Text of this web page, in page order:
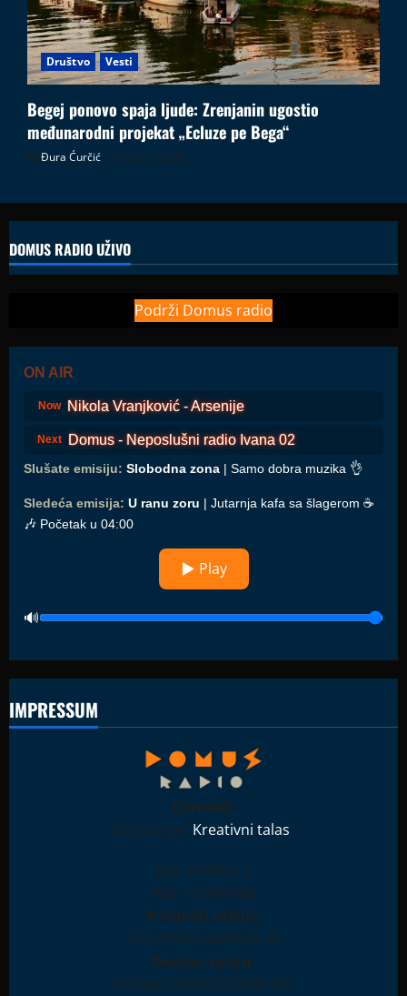
Društvo Vesti
Begej ponovo spaja ljude: Zrenjanin ugostio
međunarodni projekat „Ecluze pe Bega“
Đura Ćurčić 26.07.2026
DOMUS RADIO UŽIVO
Podrži Domus radio
ON AIR
Now Nikola Vranjković - Arsenije
Next Domus - Neposlušni radio Ivana 02
Slušate emisiju: Slobodna zona | Samo dobra muzika 👌
Sledeća emisija: U ranu zoru | Jutarnja kafa sa šlagerom ☕️
🎶 Početak u 04:00
▶ Play
IMPRESSUM
Osnivač:
Udruženje "Kreativni talas"
MB: 28396511
PIB: 114944708
Dinarski račun:
265-7590310000841-93
Devizni račun:
RS35265100000123897181